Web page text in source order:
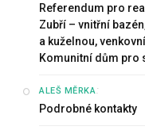
Referendum pro
Zubří – vnitřní
a kuželnou,
Komunitní dům pro
ALEŠ MĚRKA:
Podrobné kontakty